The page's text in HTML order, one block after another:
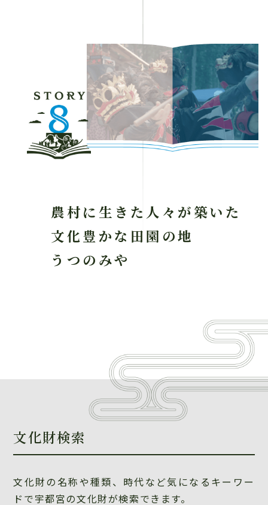
農村に生きた人々が築いた
文化豊かな田園の地
うつのみや
文化財検索
文化財の名称や種類、時代など気になるキーワー
ドで宇都宮の文化財が検索できます。